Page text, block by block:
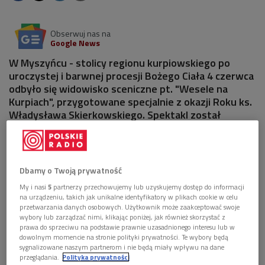
Obserwuj nas na
Google News
W Myszyńcu - stolicy regionu kurpiowskiego po
uroczystej i barwnej procesji Bożego Ciała 4 czerwca
odbyło się widowisko sceniczne pt. "Wesele na
Kurpiach", przygotowane specjalnie z okazji Roku ks.
Władysława Skierkowskiego. Spektakl został
zrealizowany według scenariusza i w reżyserii
Witolda Kuczyńskiego.
Dbamy o Twoją prywatność
My i nasi5 partnerzy przechowujemy lub uzyskujemy dostęp do informacji
na urządzeniu, takich jak unikalne identyfikatory w plikach cookie w celu
przetwarzania danych osobowych. Użytkownik może zaakceptować swoje
wybory lub zarządzać nimi, klikając poniżej, jak również skorzystać z
prawa do sprzeciwu na podstawie prawnie uzasadnionego interesu lub w
dowolnym momencie na stronie polityki prywatności. Te wybory będą
sygnalizowane naszym partnerom i nie będą miały wpływu na dane
przeglądania. Polityka prywatności